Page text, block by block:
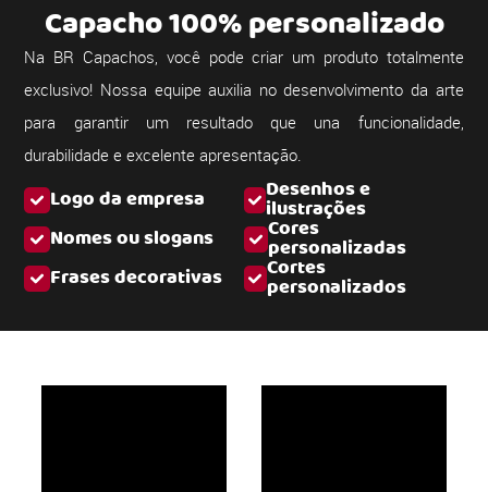
Logo da empresa Desenhos e
ilustrações
Nomes ou slogans
Cores
personalizadas
Frases decorativas
Cortes
personalizados
Capacho 100% personalizado
Na BR Capachos, você pode criar um produto totalmente
exclusivo! Nossa equipe auxilia no desenvolvimento da arte
para garantir um resultado que una funcionalidade,
durabilidade e excelente apresentação.